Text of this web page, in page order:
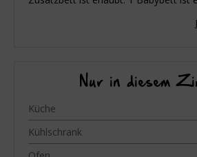
Nur in diesem
Küche
Kühlschrank